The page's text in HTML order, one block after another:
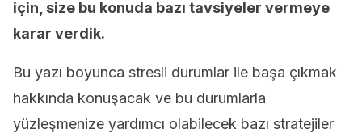
için, size bu konuda bazı tavsiyeler vermeye
karar verdik.
Bu yazı boyunca stresli durumlar ile başa çıkmak
hakkında konuşacak ve bu durumlarla
yüzleşmenize yardımcı olabilecek bazı stratejiler